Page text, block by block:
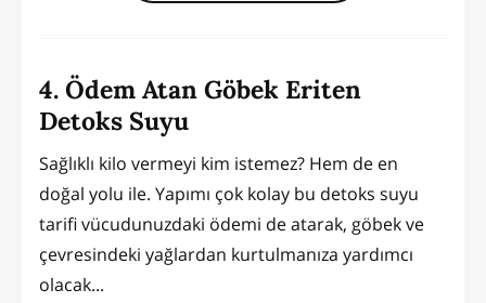
4. Ödem Atan Göbek Eriten
Detoks Suyu
Sağlıklı kilo vermeyi kim istemez? Hem de en
doğal yolu ile. Yapımı çok kolay bu detoks suyu
tarifi vücudunuzdaki ödemi de atarak, göbek ve
çevresindeki yağlardan kurtulmanıza yardımcı
olacak...